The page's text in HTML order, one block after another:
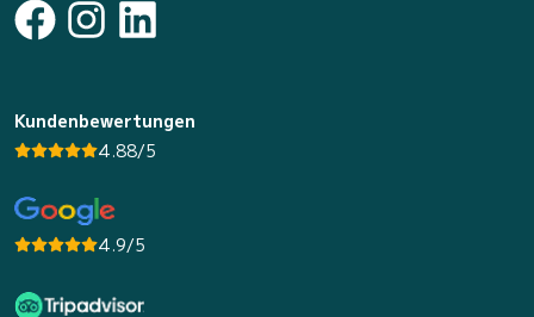
Kundenbewertungen
4.88/5
4.9/5